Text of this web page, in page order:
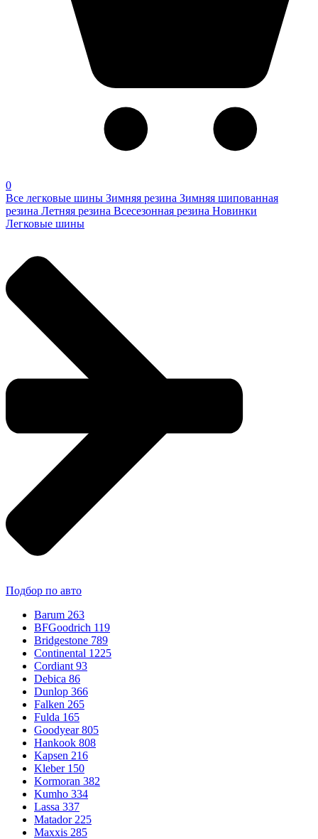
0
Все легковые шины Зимняя резина Зимняя шипованная
резина Летняя резина Всесезонная резина Новинки
Легковые шины
Подбор по авто
Barum 263
BFGoodrich 119
Bridgestone 789
Continental 1225
Cordiant 93
Debica 86
Dunlop 366
Falken 265
Fulda 165
Goodyear 805
Hankook 808
Kapsen 216
Kleber 150
Kormoran 382
Kumho 334
Lassa 337
Matador 225
Maxxis 285